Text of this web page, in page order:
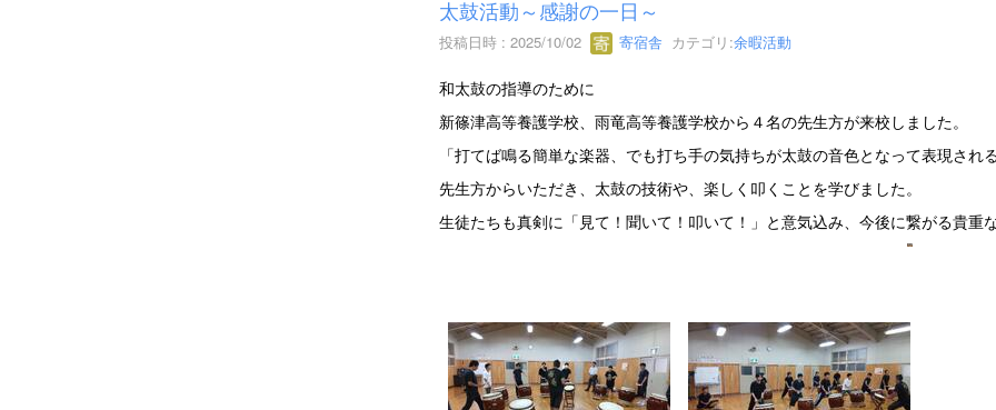
太鼓活動～感謝の一日～
投稿日時 : 2025/10/02 寄宿舎 カテゴリ:余暇活動
和太鼓の指導のために
新篠津高等養護学校、雨竜高等養護学校から４名の先生方が来校しました。
「打てば鳴る簡単な楽器、でも打ち手の気持ちが太鼓の音色となって表現され
先生方からいただき、太鼓の技術や、楽しく叩くことを学びました。
生徒たちも真剣に「見て！聞いて！叩いて！」と意気込み、今後に繋がる貴重